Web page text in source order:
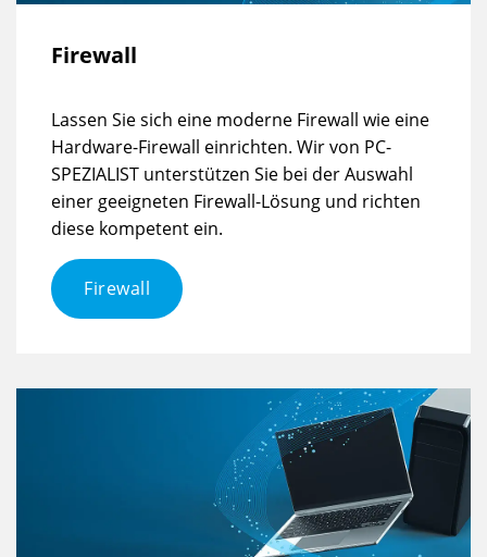
Firewall
Lassen Sie sich eine moderne Firewall wie eine
Hardware-Firewall einrichten. Wir von PC-
SPEZIALIST unterstützen Sie bei der Auswahl
einer geeigneten Firewall-Lösung und richten
diese kompetent ein.
Firewall